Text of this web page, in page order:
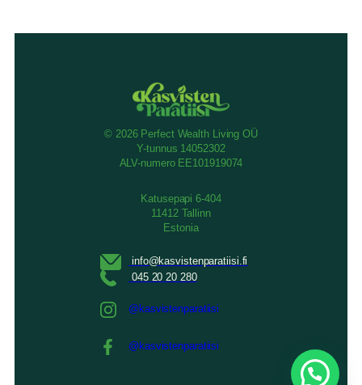
© 2026 Perfect Wealth Living OÜ
Y-tunnus 14052302
ALV-numero EE101919074
Katusepapi 6-404
11412 Tallinn
Estonia
@kasvistenparatiisi
@kasvistenparatiisi